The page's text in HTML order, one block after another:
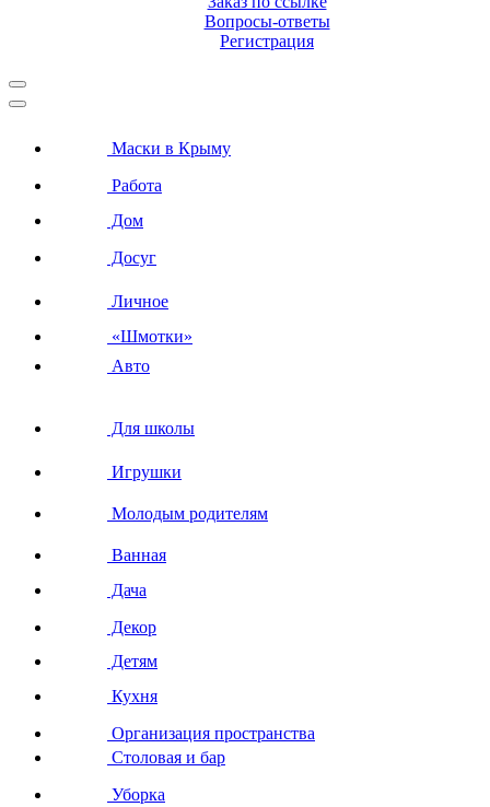
Вопросы-ответы
Регистрация
Маски в Крыму
Работа
Дом
Досуг
Личное
«Шмотки»
Авто
Для школы
Игрушки
Молодым родителям
Ванная
Дача
Декор
Детям
Кухня
Организация пространства
Столовая и бар
Уборка